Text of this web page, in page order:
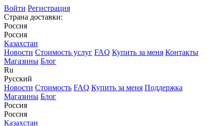
Войти Регистрация
Страна доставки:
Россия
Россия
Казахстан
Новости Стоимость услуг FAQ Купить за меня Контакты
Магазины Блог
Ru
Русский
Новости Стоимость FAQ Купить за меня Поддержка
Магазины Блог
Россия
Россия
Казахстан